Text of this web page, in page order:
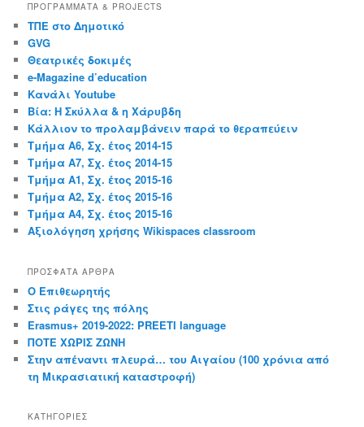
ΠΡΟΓΡΆΜΜΑΤΑ & PROJECTS
ΤΠΕ στο Δημοτικό
GVG
Θεατρικές δοκιμές
e-Magazine d’education
Κανάλι Youtube
Βία: Η Σκύλλα & η Χάρυβδη
Κάλλιον το προλαμβάνειν παρά το θεραπεύειν
Τμήμα Α6, Σχ. έτος 2014-15
Τμήμα Α7, Σχ. έτος 2014-15
Τμήμα Α1, Σχ. έτος 2015-16
Τμήμα Α2, Σχ. έτος 2015-16
Τμήμα Α4, Σχ. έτος 2015-16
Αξιολόγηση χρήσης Wikispaces classroom
ΠΡΌΣΦΑΤΑ ΆΡΘΡΑ
Ο Επιθεωρητής
Στις ράγες της πόλης
Erasmus+ 2019-2022: PREETI language
ΠΟΤΕ ΧΩΡΙΣ ΖΩΝΗ
Στην απέναντι πλευρά… του Αιγαίου (100 χρόνια από
τη Μικρασιατική καταστροφή)
KΑΤΗΓΟΡΊΕΣ